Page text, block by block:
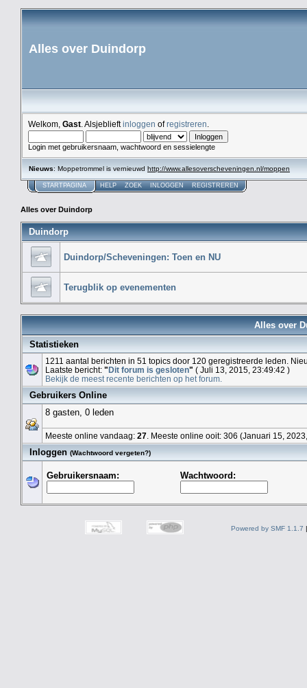
Alles over Duindorp
Welkom, Gast . Alsjeblieftinloggen ofregistreren
Login met gebruikersnaam, wachtwoord en sessielengte
Nieuws: Moppetrommel is vernieuwd http://www.allesoverscheveningen.nl/moppen
STARTPAGINA HELP ZOEK INLOGGEN REGISTREREN
Alles over Duindorp
Duindorp
Duindorp/Scheveningen: Toen en NU
Terugblik op evenementen
Alles over
Statistieken
1211 aantal berichten in 51 topics door 120 geregistreerde leden.
Laatste bericht: "Dit forum is gesloten" ( Juli 13, 2015, 23:49:42 )
Bekijk de meest recente berichten op het forum.
Gebruikers Online
8 gasten, 0 leden
Meeste online vandaag: 27 . Meeste online ooit: 306 (Januari 15,
Inloggen (Wachtwoord vergeten?)
Gebruikersnaam: Wachtwoord:
Powered by SMF 1.1.7